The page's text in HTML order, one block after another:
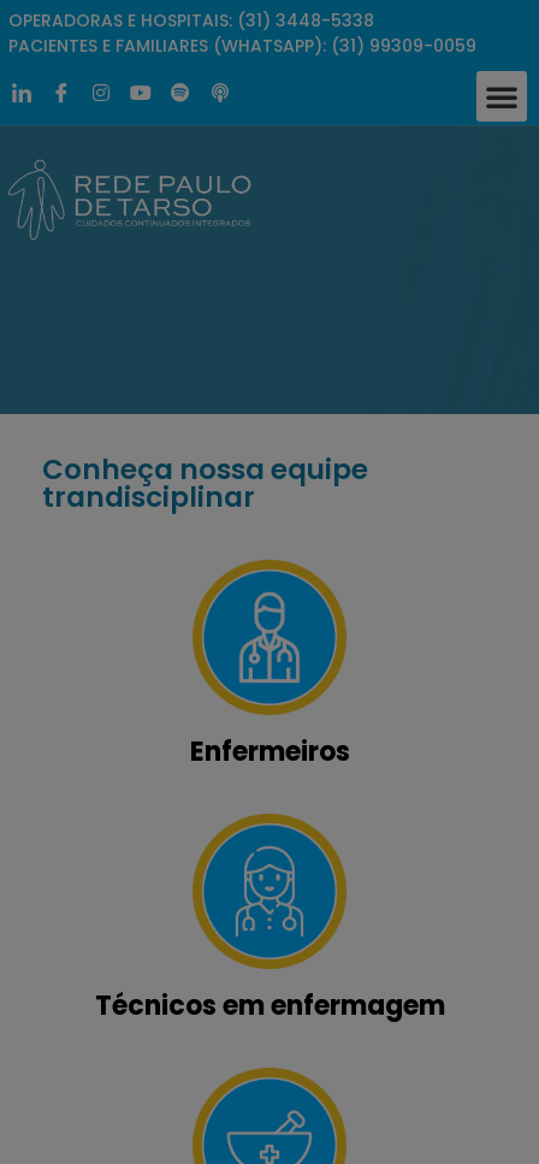
OPERADORAS E HOSPITAIS: (31) 3448-5338
PACIENTES E FAMILIARES (WHATSAPP): (31) 99309-0059
Conheça nossa equipe
trandisciplinar
Enfermeiros
Técnicos em enfermagem